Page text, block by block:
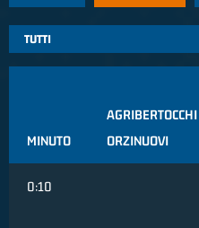
MINUTO
AGRIBERTOCCHI
ORZINUOVI
0:10